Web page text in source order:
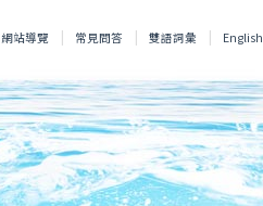
網站導覽 常見問答 雙語詞彙 English